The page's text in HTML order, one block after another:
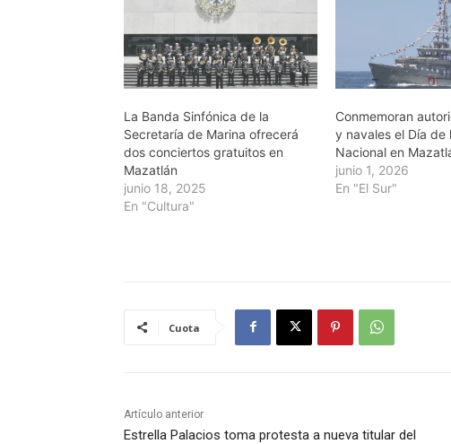
La Banda Sinfónica de la
Secretaría de Marina ofrecerá
dos conciertos gratuitos en
Mazatlán
junio 18, 2025
En "Cultura"
Conmemoran
y navales el Día de
Nacional en
junio 1, 2026
En "El Sur"
Cuota
Artículo anterior
Estrella Palacios toma protesta a nueva titular del